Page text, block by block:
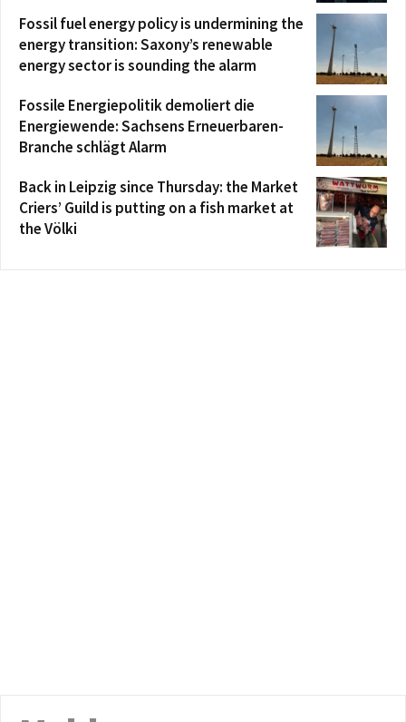
Fossil fuel energy policy is undermining the
energy transition: Saxony’s renewable
energy sector is sounding the alarm
Fossile Energiepolitik demoliert die
Energiewende: Sachsens Erneuerbaren-
Branche schlägt Alarm
Back in Leipzig since Thursday: the Market
Criers’ Guild is putting on a fish market at
the Völki